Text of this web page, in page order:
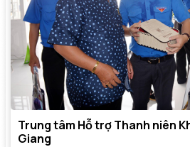
Trung tâm Hỗ trợ Thanh niên
Giang